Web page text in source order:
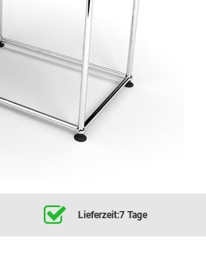
Lieferzeit:7 Tage